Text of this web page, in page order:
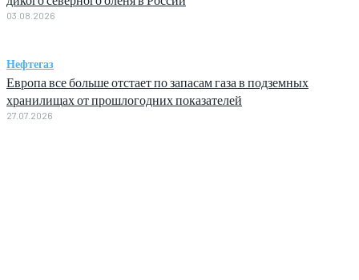
03.08.2026
Нефтегаз
Европа все больше отстает по запасам газа в подземных
хранилищах от прошлогодних показателей
27.07.2026